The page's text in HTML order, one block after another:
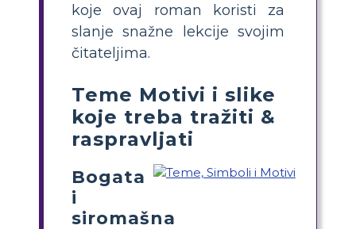
koje ovaj roman koristi za
slanje snažne lekcije svojim
čitateljima.
Teme Motivi i slike
koje treba tražiti &
raspravljati
Bogata
i
siromašna